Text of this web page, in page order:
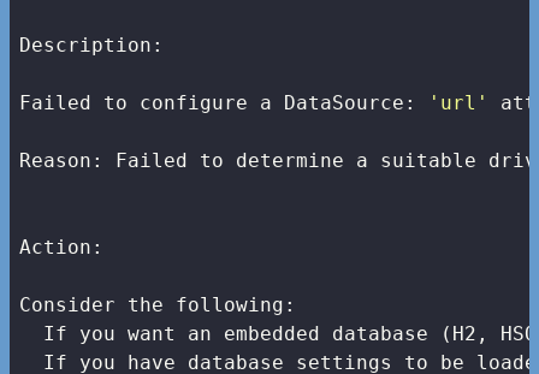
Description:
Failed to configure a DataSource: 'url'
Reason: Failed to determine a suitable
Action:
Consider the following:
If you want an embedded database (H2,
If you have database settings to be